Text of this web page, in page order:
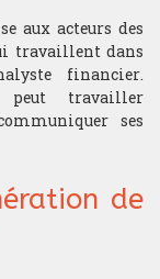
aux acteurs des
travaillent dans
financier.
peut travailler
ses
de